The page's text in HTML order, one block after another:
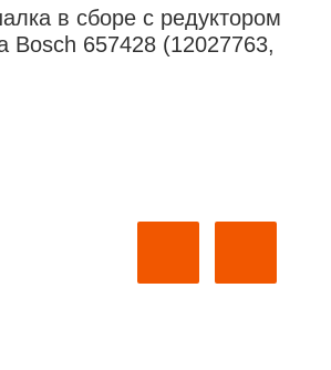
в сборе с редуктором
Bosch 657428 (12027763,